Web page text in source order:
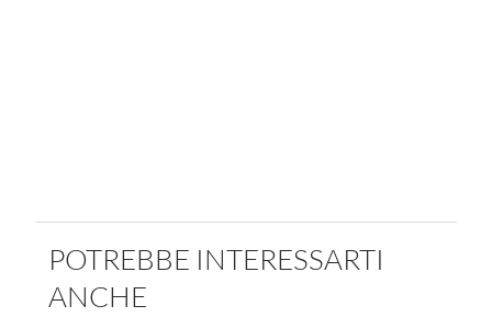
POTREBBE INTERESSARTI
ANCHE